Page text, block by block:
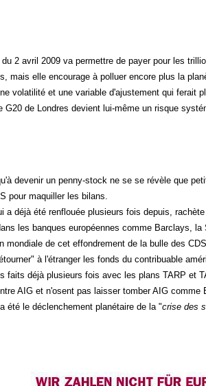
2 avril 2009 va permettre de payer pour les
elle encourage à polluer encore plus la
volatilité et une variable d'ajustement qui ferait
de Londres devient lui-même un risque
devenir un penny-stock ne se se révèle que
pour maquiller les bilans.
déjà été renflouée plusieurs fois depuis,
les banques européennes comme Barclays,
de cet effondrement de la bulle des
à l'étranger les fonds du contribuable
déjà plusieurs fois avec les plans TARP et
AIG et n'osent pas laisser tomber AIG
été le déclenchement planétaire de la "crise des